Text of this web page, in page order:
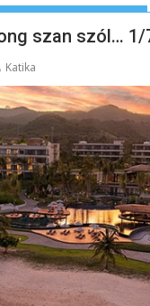
szan szól… 1/
Katika